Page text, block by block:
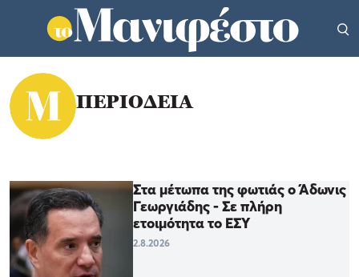
ΠΕΡΙΟΔΕΙΑ
Στα μέτωπα της φωτιάς ο Άδωνις
Γεωργιάδης - Σε πλήρη
ετοιμότητα το ΕΣΥ
2.8.2026